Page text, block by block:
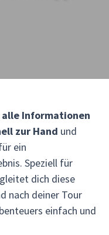
Informationen
zur Hand und
ein
Speziell für
dich diese
nach deiner Tour
einfach und